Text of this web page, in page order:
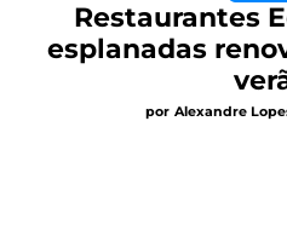
Restaurantes
esplanadas
por Alexandre